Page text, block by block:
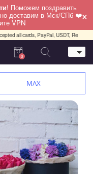
! Поможем поздравить
доставим в Мск/СПб ❤️
VPN ×
all cards, PayPal, USDT, Revolut
0
MAX